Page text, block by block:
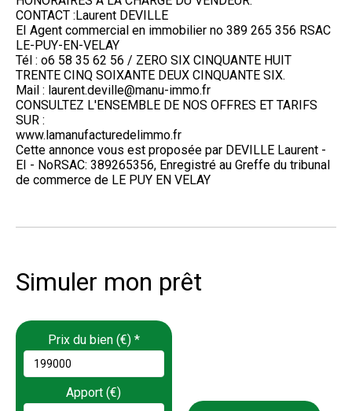
CONTACT :Laurent DEVILLE
EI Agent commercial en immobilier no 389 265 356 RSAC
LE-PUY-EN-VELAY
Tél : o6 58 35 62 56 / ZERO SIX CINQUANTE HUIT
TRENTE CINQ SOIXANTE DEUX CINQUANTE SIX.
Mail : laurent.deville@manu-immo.fr
CONSULTEZ L'ENSEMBLE DE NOS OFFRES ET TARIFS
SUR :
www.lamanufacturedelimmo.fr
Cette annonce vous est proposée par DEVILLE Laurent -
EI - NoRSAC: 389265356, Enregistré au Greffe du tribunal
de commerce de LE PUY EN VELAY
Simuler mon prêt
Prix du bien (€) *
Apport (€)